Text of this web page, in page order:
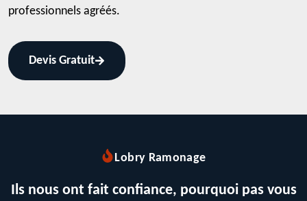
professionnels agréés.
Devis Gratuit
Lobry Ramonage
Ils nous ont fait confiance, pourquoi pas vous